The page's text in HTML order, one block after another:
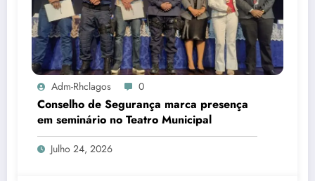
Adm-Rhclagos 0
Conselho de Segurança marca presença
em seminário no Teatro Municipal
Julho 24, 2026